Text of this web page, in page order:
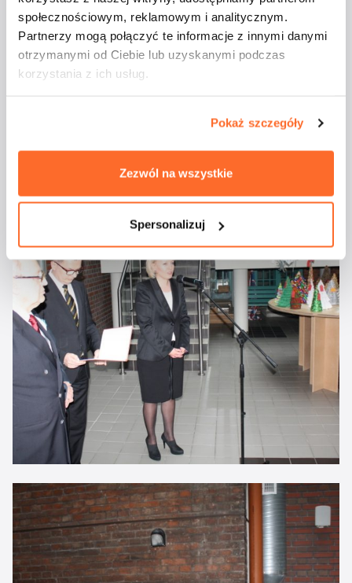
społecznościowym, reklamowym i analitycznym.
Partnerzy mogą połączyć te informacje z innymi danymi
otrzymanymi od Ciebie lub uzyskanymi podczas
korzystania z ich usług.
Pokaż szczegóły
Zezwól na wszystkie
Spersonalizuj